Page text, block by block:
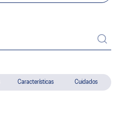
Características Cuidados